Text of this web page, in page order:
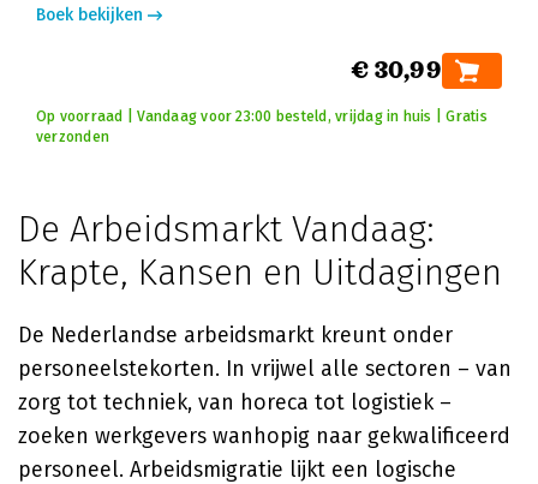
Boek bekijken
€ 30,99
Op voorraad | Vandaag voor 23:00 besteld, vrijdag in huis | Gratis
verzonden
De Arbeidsmarkt Vandaag:
Krapte, Kansen en Uitdagingen
De Nederlandse arbeidsmarkt kreunt onder
personeelstekorten. In vrijwel alle sectoren – van
zorg tot techniek, van horeca tot logistiek –
zoeken werkgevers wanhopig naar gekwalificeerd
personeel. Arbeidsmigratie lijkt een logische